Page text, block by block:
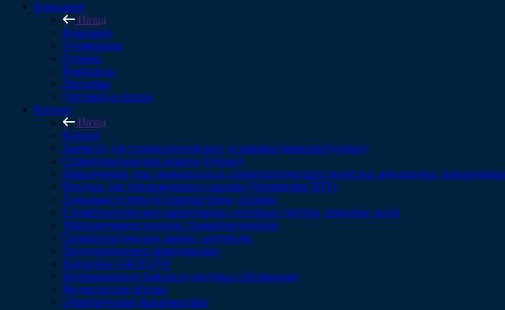
Компания
Назад
Компания
О компании
Отзывы
Реквизиты
Дипломы
Доставка и оплата
Каталог
Назад
Каталог
Запчасти для стоматологических установок (комплектующие)
Стоматологические шланги (рукава)
Наконечники для слюноотсоса и стоматологического пылесоса, мундштуки, переходники
Насадки для ультразвукового скалера (Woodpecker DTE)
Алмазные и твердосплавные боры, полиры
Стоматологические наконечники, роторные группы, запасные части
Ультразвуковые скалеры стоматологические
Стоматологические лампы, световоды
Эндодонтическое оборудование
Аппараты AIR FLOW
Интраоральные камеры и системы отбеливания
Медицинская оптика
Электрические микромоторы